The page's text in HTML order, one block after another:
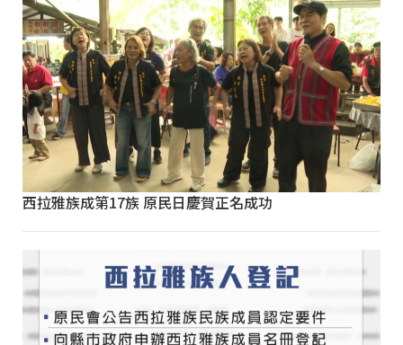
西拉雅族成第17族 原民日慶賀正名成功